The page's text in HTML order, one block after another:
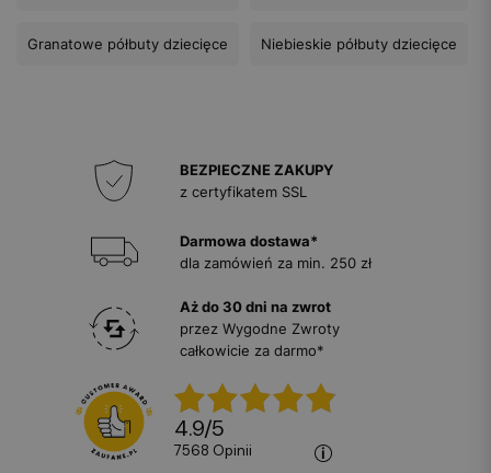
Granatowe półbuty dziecięce Niebieskie półbuty dziecięce
BEZPIECZNE ZAKUPY
z certyfikatem SSL
Darmowa dostawa*
dla zamówień za min. 250 zł
Aż do 30 dni na zwrot
przez Wygodne Zwroty
całkowicie za darmo*
4.9/5
7568 opinii